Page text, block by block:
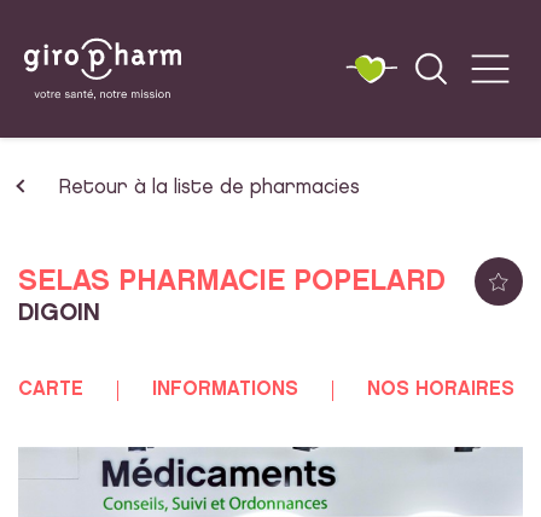
Retour à la liste de pharmacies
SELAS PHARMACIE POPELARD
DIGOIN
CARTE INFORMATIONS NOS HORAIRES